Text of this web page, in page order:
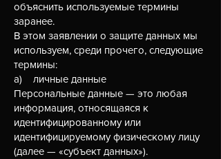
объяснить используемые термины
заранее.
В этом заявлении о защите данных мы
используем, среди прочего, следующие
термины:
а) личные данные
Персональные данные — это любая
информация, относящаяся к
идентифицированному или
идентифицируемому физическому лицу
(далее — «субъект данных»).